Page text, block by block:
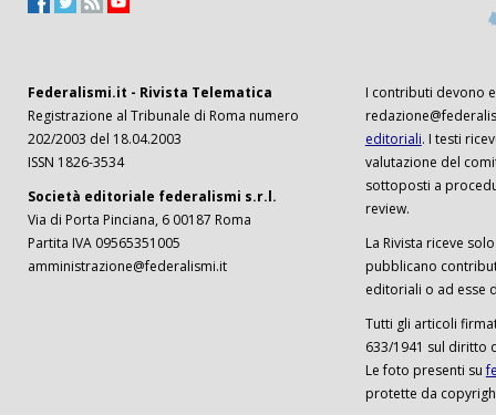
Federalismi.it - Rivista Telematica
Registrazione al Tribunale di Roma numero
202/2003 del 18.04.2003
ISSN 1826-3534
Società editoriale federalismi s.r.l.
Via di Porta Pinciana, 6 00187 Roma
Partita IVA 09565351005
amministrazione@federalismi.it
I contributi devono
editoriali. I testi
valutazione del
sottoposti a
review.
La Rivista riceve
pubblicano
editoriali o ad esse
Tutti gli articoli
633/1941 sul diritto
Le foto presenti su
protette da